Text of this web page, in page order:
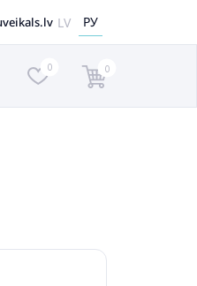
LV РУ
0 0